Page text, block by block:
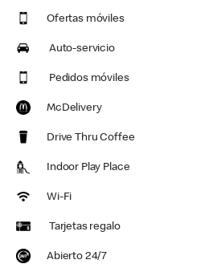
Ofertas móviles
Auto-servicio
Pedidos móviles
McDelivery
Drive Thru Coffee
Indoor Play Place
Wi-Fi
Tarjetas regalo
Abierto 24/7